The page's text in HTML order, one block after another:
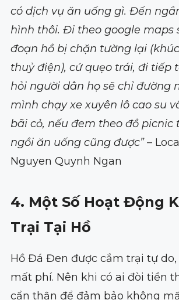
có dịch vụ ăn uống gì. Đến
hình thôi. Đi theo google maps
đoạn hồ bị chặn tường lại
thuỷ điện), cứ quẹo trái, đi tiếp
hỏi người dân họ sẽ chỉ đường
mình chạy xe xuyên lô cao su
bãi cỏ, nếu đem theo đồ picnic
ngồi ăn uống cũng được”–
Nguyen Quynh Ngan
4. Một Số Hoạt Động
Trại Tại Hồ
Hồ Đá Đen được cắm trại tự
mất phí. Nên khi có ai đòi tiền
cẩn thận để đảm bảo không